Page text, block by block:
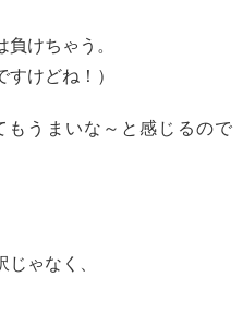
けちゃう。
すけどね！）
もうまいな～と感じるので
ゃなく、